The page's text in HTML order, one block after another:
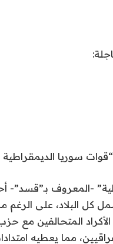
-المعروف بـ”قسد”-
كل البلاد، على
المتحالفين مع
مما يعطيه